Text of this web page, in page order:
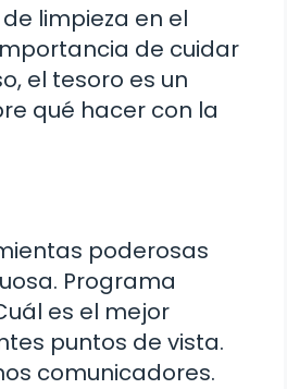
limpieza en el
de cuidar
el tesoro es un
qué hacer con la
poderosas
Programa
es el mejor
puntos de vista.
comunicadores.